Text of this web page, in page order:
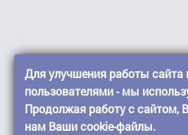
Для улучшения работы сайта
пользователями - мы
Продолжая работу с сайтом,
нам Ваши cookie-файлы.